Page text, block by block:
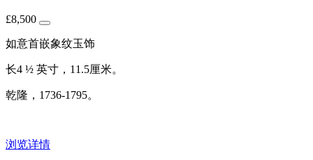
£8,500
如意首嵌象纹玉饰
长4 ½ 英寸，11.5厘米。
乾隆，1736-1795。
浏览详情